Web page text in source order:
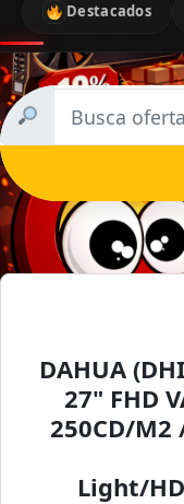
Destacados
DAHUA
27" FHD
250CD/M2
Light/